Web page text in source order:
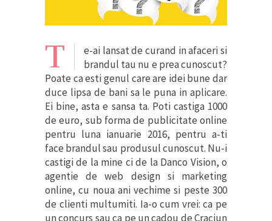
T
e-ai lansat de curand in afaceri si
brandul tau nu e prea cunoscut?
Poate ca esti genul care are idei bune dar
duce lipsa de bani sa le puna in aplicare.
Ei bine, asta e sansa ta. Poti castiga 1000
de euro, sub forma de publicitate online
pentru luna ianuarie 2016, pentru a-ti
face brandul sau produsul cunoscut. Nu-i
castigi de la mine ci de la Danco Vision, o
agentie de web design si marketing
online, cu noua ani vechime si peste 300
de clienti multumiti. Ia-o cum vrei: ca pe
un concurs sau ca pe un cadou de Craciun